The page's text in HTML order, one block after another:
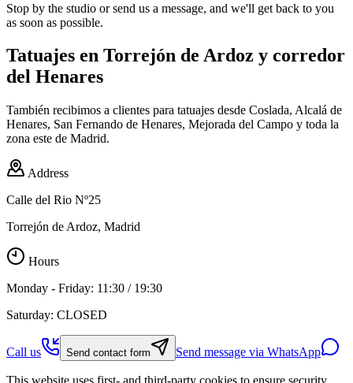
Stop by the studio or send us a message, and we'll get back to you
as soon as possible.
Tatuajes en Torrejón de Ardoz y corredor
del Henares
También recibimos a clientes para tatuajes desde Coslada, Alcalá de
Henares, San Fernando de Henares, Mejorada del Campo y toda la
zona este de Madrid.
Address
Calle del Rio Nº25
Torrejón de Ardoz, Madrid
Hours
Monday - Friday: 11:30 / 19:30
Saturday: CLOSED
Call us Send contact form Send message via WhatsApp